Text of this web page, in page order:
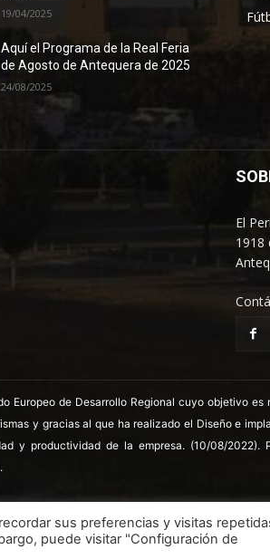
19/04/2025
Aquí el Programa de la Real Feria
de Agosto de Antequera de 2025
24/08/2025
El
1918
Europeo de Desarrollo Regional cuyo objetivo
y gracias al que ha realizado el Diseño e
y productividad de la empresa. (10/08/
LSSICE Términos y condiciones Política
sus preferencias y visitas
puede visitar "Configuración de